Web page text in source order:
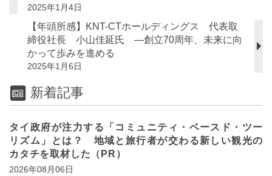
2025年1月4日
【年頭所感】KNT-CTホールディングス 代表取
締役社長 小山佳延氏 ―創立70周年、未来に向
かって歩みを進める
2025年1月6日
新着記事
タイ政府が注力する「コミュニティ・ベースド・ツー
リズム」とは？ 地域と旅行者が交わる新しい観光の
カタチを取材した（PR）
2026年08月06日